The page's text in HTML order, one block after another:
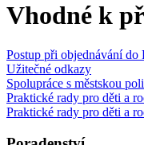
Vhodné k
Postup při objednávání do
Užitečné odkazy
Spolupráce s městskou
Praktické rady pro děti a
Praktické rady pro děti a